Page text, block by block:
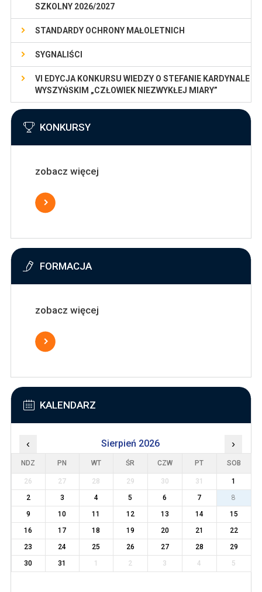
SZKOLNY 2026/2027
STANDARDY OCHRONY MAŁOLETNICH
SYGNALIŚCI
VI EDYCJA KONKURSU WIEDZY O STEFANIE KARDYNALE
WYSZYŃSKIM „CZŁOWIEK NIEZWYKŁEJ MIARY”
KONKURSY
zobacz więcej
FORMACJA
zobacz więcej
KALENDARZ
‹ Sierpień 2026 ›
NDZ PN WT ŚR CZW PT SOB
26 27 28 29 30 31
1
2
3 4 5 6 7
8
9
10 11 12 13 14
15
16
17 18 19 20 21
22
23
24 25 26 27 28
29
30
31 1 2 3 4 5